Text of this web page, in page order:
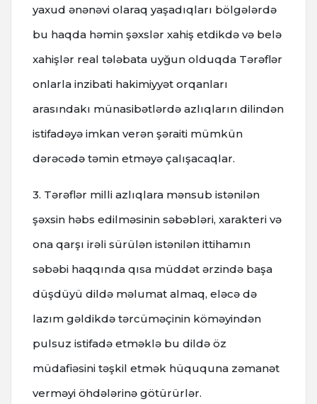
yaxud ənənəvi olaraq yaşadıqları bölgələrdə
bu haqda həmin şəxslər xahiş etdikdə və belə
xahişlər real tələbata uyğun olduqda Tərəflər
onlarla inzibati hakimiyyət orqanları
arasındakı münasibətlərdə azlıqların dilindən
istifadəyə imkan verən şəraiti mümkün
dərəcədə təmin etməyə çalışacaqlar.
3. Tərəflər milli azlıqlara mənsub istənilən
şəxsin həbs edilməsinin səbəbləri, xarakteri və
ona qarşı irəli sürülən istənilən ittihamın
səbəbi haqqında qısa müddət ərzində başa
düşdüyü dildə məlumat almaq, eləcə də
lazım gəldikdə tərcüməçinin köməyindən
pulsuz istifadə etməklə bu dildə öz
müdafiəsini təşkil etmək hüququna zəmanət
verməyi öhdələrinə götürürlər.